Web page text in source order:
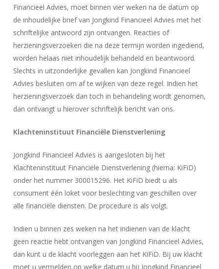
Financieel Advies, moet binnen vier weken na de datum op
de inhoudelijke brief van Jongkind Financieel Advies met het
schriftelijke antwoord zijn ontvangen. Reacties of
herzieningsverzoeken die na deze termijn worden ingediend,
worden helaas niet inhoudelijk behandeld en beantwoord.
Slechts in uitzonderlijke gevallen kan Jongkind Financieel
Advies besluiten om af te wijken van deze regel. Indien het
herzieningsverzoek dan toch in behandeling wordt genomen,
dan ontvangt u hierover schriftelijk bericht van ons.
Klachteninstituut Financiële Dienstverlening
Jongkind Financieel Advies is aangesloten bij het
Klachteninstituut Financiële Dienstverlening (hierna: KiFiD)
onder het nummer 300015296. Het KiFiD biedt u als
consument één loket voor beslechting van geschillen over
alle financiële diensten. De procedure is als volgt.
Indien u binnen zes weken na het indienen van de klacht
geen reactie hebt ontvangen van Jongkind Financieel Advies,
dan kunt u de klacht voorleggen aan het KiFiD. Bij uw klacht
moet u vermelden op welke datum u bij Jongkind Financieel